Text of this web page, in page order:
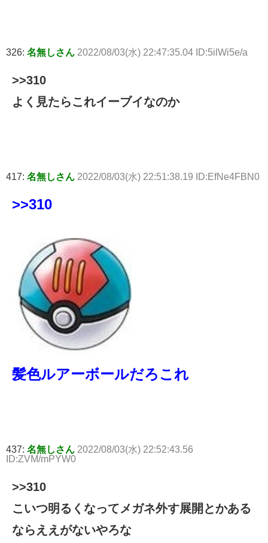
326: 名無しさん 2022/08/03(水) 22:47:35.04 ID:5ilWi5e/a
>>310
よく見たらこれイーブイなのか
417: 名無しさん 2022/08/03(水) 22:51:38.19 ID:EfNe4FBN0
>>310
髪色ルアーボールだろこれ
437: 名無しさん 2022/08/03(水) 22:52:43.56
ID:ZVM/mPYW0
>>310
こいつ明るくなってメガネ外す展開とかある
ならええがないやろな